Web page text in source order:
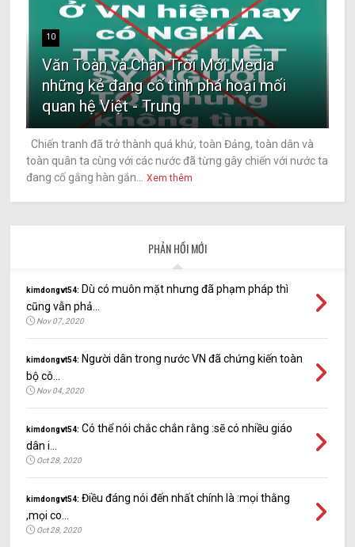
10
Văn Toàn và Chân Trời Mới Media
những kẻ đang cố tình phá hoại mối
quan hệ Việt - Trung
Chiến tranh đã trở thành quá khứ, toàn Đảng, toàn dân và
toàn quân ta cùng với các nước đã từng gây chiến với nước ta
đang cố gắng hàn gắn...
Xem thêm
PHẢN HỒI MỚI
kimdongvt54: Dù có muôn mặt nhưng đã phạm pháp thì
cũng vẫn phả...
Nov 07, 2020
kimdongvt54: Người dân trong nước VN đã chứng kiến toàn
bộ cô...
Nov 04, 2020
kimdongvt54: Có thể nói chắc chắn rằng :sẽ có nhiều giáo
dân i...
Oct 28, 2020
kimdongvt54: Điều đáng nói đến nhất chính là :mọi thằng
,mọi co...
Oct 28, 2020